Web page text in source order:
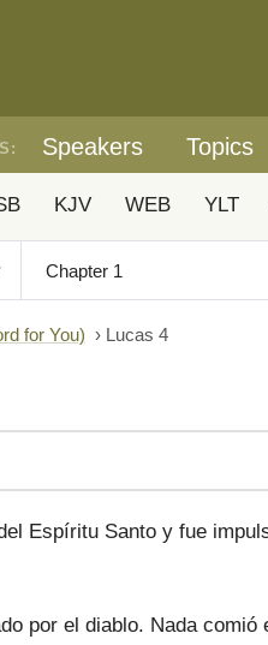
Speakers Topics
KJV WEB YLT
for You) › Lucas 4
Espíritu Santo y fue
por el diablo. Nada